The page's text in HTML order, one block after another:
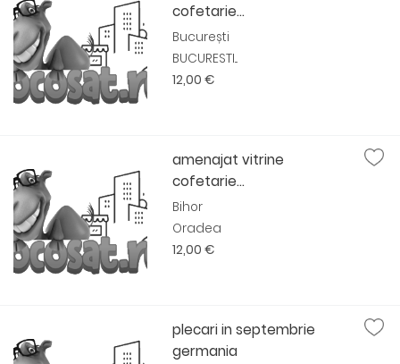
cofetarie...
București
BUCURESTI...
12,00 €
amenajat vitrine
cofetarie...
Bihor
Oradea
12,00 €
plecari in septembrie
germania